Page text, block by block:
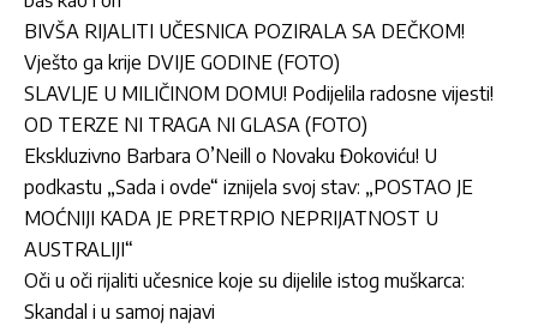
BIVŠA RIJALITI UČESNICA POZIRALA SA DEČKOM!
Vješto ga krije DVIJE GODINE (FOTO)
SLAVLJE U MILIČINOM DOMU! Podijelila radosne vijesti!
OD TERZE NI TRAGA NI GLASA (FOTO)
Ekskluzivno Barbara O’Neill o Novaku Đokoviću! U
podkastu „Sada i ovde“ iznijela svoj stav: „POSTAO JE
MOĆNIJI KADA JE PRETRPIO NEPRIJATNOST U
AUSTRALIJI“
Oči u oči rijaliti učesnice koje su dijelile istog muškarca:
Skandal i u samoj najavi